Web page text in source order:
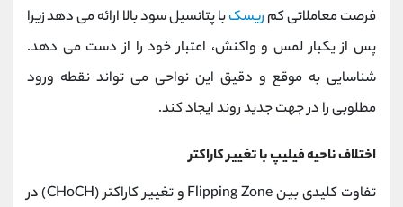
فرصت معاملاتی کم ‌ ریسکبا پتانسیل سود بالا ارائه می ‌دهد زیرا
پس از یکبار لمس و واکنش، اعتبار خود را از دست می ‌دهد.
شناسایی به موقع و دقیق این نواحی می ‌تواند نقطه ورود
مطلوبی را در جهت جدید روند ایجاد کند.
اختلاف ناحیه فیلیپ با تغییر کاراکتر
تفاوت کلیدی بین Flipping Zone و تغییر کاراکتر (CHoCH) در